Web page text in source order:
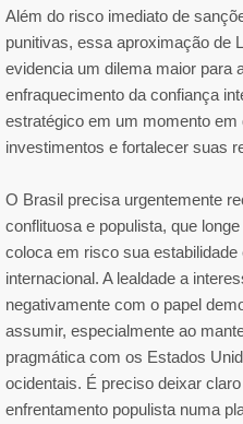
Além do risco imediato de
punitivas, essa aproximação de
evidencia um dilema maior para
enfraquecimento da confiança
estratégico em um momento
investimentos e fortalecer suas
O Brasil precisa urgentemente
conflituosa e populista, que
coloca em risco sua
internacional. A lealdade a
negativamente com o papel
assumir, especialmente ao
pragmática com os Estados
ocidentais. É preciso deixar
enfrentamento populista numa